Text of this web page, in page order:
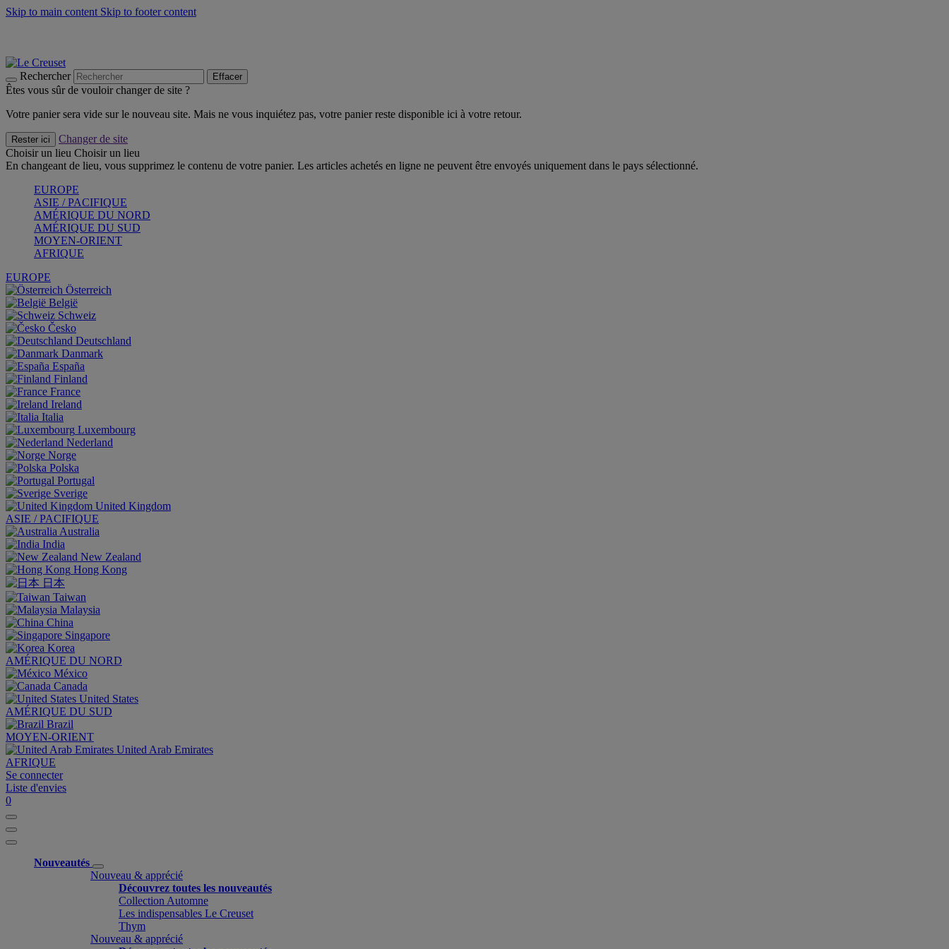
Skip to main content Skip to footer content
Rechercher Effacer
Êtes vous sûr de vouloir changer de site ?
Votre panier sera vide sur le nouveau site. Mais ne vous inquiétez pas, votre panier reste disponible ici à votre retour.
Rester ici
Changer de site
Choisir un lieu Choisir un lieu
En changeant de lieu, vous supprimez le contenu de votre panier. Les articles achetés en ligne ne peuvent être envoyés uniquement dans le pays sélectionné.
EUROPE
ASIE / PACIFIQUE
AMÉRIQUE DU NORD
AMÉRIQUE DU SUD
MOYEN-ORIENT
AFRIQUE
EUROPE
Österreich
België
Schweiz
Česko
Deutschland
Danmark
España
Finland
France
Ireland
Italia
Luxembourg
Nederland
Norge
Polska
Portugal
Sverige
United Kingdom
ASIE / PACIFIQUE
Australia
India
New Zealand
Hong Kong
日本
Taiwan
Malaysia
China
Singapore
Korea
AMÉRIQUE DU NORD
México
Canada
United States
AMÉRIQUE DU SUD
Brazil
MOYEN-ORIENT
United Arab Emirates
AFRIQUE
Se connecter
Liste d'envies
0
Nouveautés
Nouveau & apprécié
Découvrez toutes les nouveautés
Collection Automne
Les indispensables Le Creuset
Thym
Nouveau & apprécié